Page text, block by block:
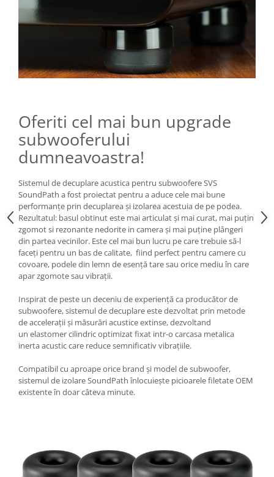
Oferiti cel mai bun upgrade
subwooferului
dumneavoastra!
Sistemul de decuplare acustica pentru subwoofere SVS
SoundPath a fost proiectat pentru a aduce cele mai bune
performanțe prin decuplarea și izolarea acestuia de pe podea.
Rezultatul: basul obtinut este mai articulat și mai curat, mai puțin
zgomot si rezonante nedorite in camera și mai puține plângeri
din partea vecinilor. Este cel mai bun lucru pe care trebuie să-l
faceți pentru un bas de calitate, fiind perfect pentru camere cu
covoare, podele din lemn de esență tare sau orice mediu în care
apar zgomote sau vibrații.
Inspirat de peste un deceniu de experiență ca producător de
subwoofere, sistemul de decuplare este dezvoltat prin metode
de accelerații și măsurări acustice extinse, dezvoltand
un elastomer cilindric optimizat fixat intr-o carcasa metalica
inerta acustic care reduce semnificativ vibrațiile.
Compatibil cu aproape orice brand și model de subwoofer,
sistemul de izolare SoundPath înlocuiește picioarele filetate OEM
existente în doar câteva minute.